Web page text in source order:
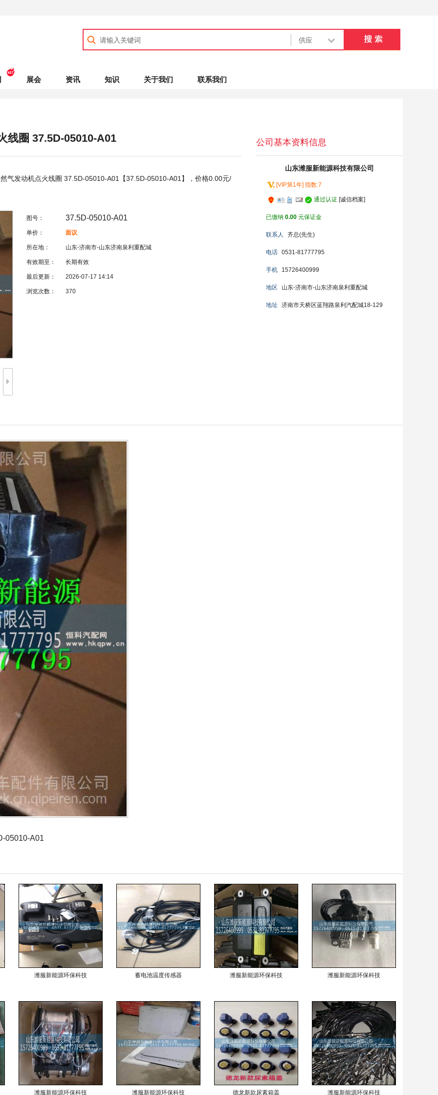
展会 资讯 知识 关于我们 联系我们
线圈 37.5D-05010-A01
气发动机点火线圈 37.5D-05010-A01【37.5D-05010-A01】，价格0.00元/
图号： 37.5D-05010-A01
单价： 面议
所在地： 山东-济南市-山东济南泉利重配城
有效期至： 长期有效
最后更新： 2026-07-17 14:14
浏览次数： 370
公司基本资料信息
山东潍服新能源科技有限公司
[VIP第1年] 指数:7
通过认证 [诚信档案]
已缴纳 0.00 元保证金
联系人 齐总(先生)
电话 0531-81777795
手机 15726400999
地区 山东-济南市-山东济南泉利重配城
地址 济南市天桥区蓝翔路泉利汽配城18-129
05010-A01
潍服新能源环保科技 蓄电池温度传感器 潍服新能源环保科技 潍服新能源环保科技
潍服新能源环保科技 潍服新能源环保科技 德龙新款尿素箱盖 潍服新能源环保科技